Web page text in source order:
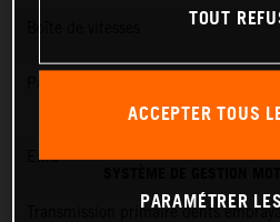
SYSTÈME D'INJECTION
EMS
Transmission primaire dents
TOUT
ACCEPTER TOUS
PARAMÉTRER